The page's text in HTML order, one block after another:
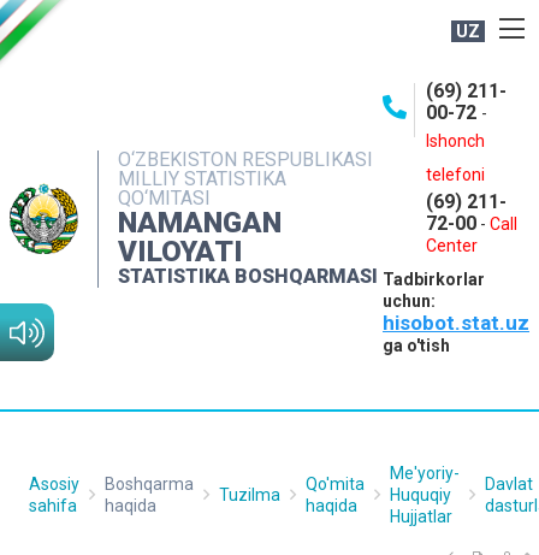
UZ
O‘ZBEKISTON RESPUBLIKASI
MILLIY STATISTIKA
QO‘MITASI
NAMANGAN
VILOYATI
STATISTIKA BOSHQARMASI
(69) 211-
00-72 -
Ishonch
telefoni
(69) 211-
72-00 - Call
Center
Tadbirkorlar
uchun:
hisobot.stat.uz
ga o'tish
NASHRLAR
INTERAKTIV XIZMATLAR
MATBUOT XIZMATI
MUROJAATLAR
Asosiy
sahifa
Boshqarma
haqida
Tuzilma
Qo'mita
haqida
Me'yoriy-
Huquqiy
Hujjatlar
Davlat